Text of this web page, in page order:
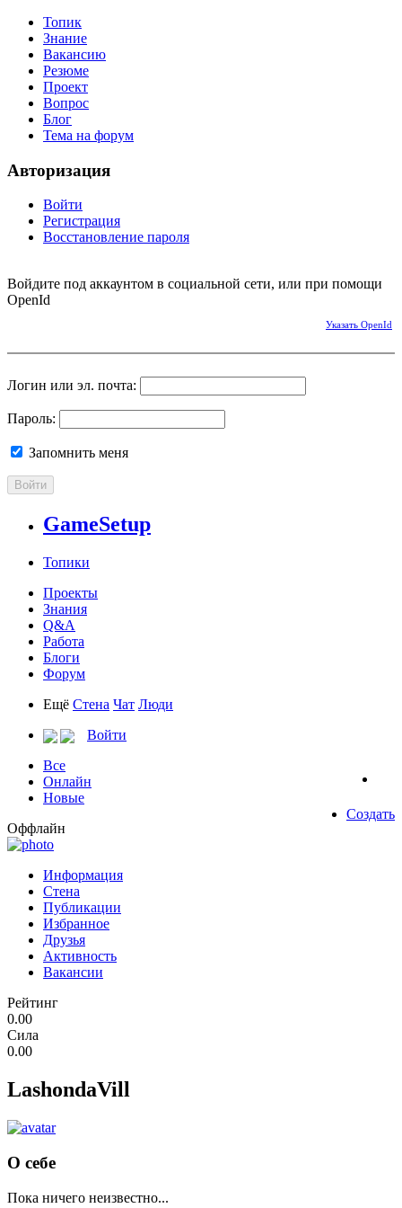
Топик
Знание
Вакансию
Резюме
Проект
Вопрос
Блог
Тема на форум
Авторизация
Войти
Регистрация
Восстановление пароля
Войдите под аккаунтом в социальной сети, или при помощи
OpenId
Указать OpenId
Логин или эл. почта:
Пароль:
Запомнить меня
Войти
GameSetup
Топики
Проекты
Знания
Q&A
Работа
Блоги
Форум
Ещё Стена Чат Люди
Войти
Все
Онлайн
Новые
Создать
Оффлайн
Информация
Стена
Публикации
Избранное
Друзья
Активность
Вакансии
Рейтинг
0.00
Сила
0.00
LashondaVill
О себе
Пока ничего неизвестно...